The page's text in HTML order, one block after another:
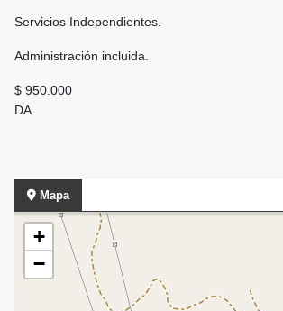
Servicios Independientes.
Administración incluida.
$ 950.000
DA
Mapa
+
−